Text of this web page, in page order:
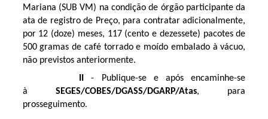
Mariana (SUB VM) na condição de órgão participante da
ata de registro de Preço, para contratar adicionalmente,
por 12 (doze) meses, 117 (cento e dezessete) pacotes de
500 gramas de café torrado e moído embalado à vácuo,
não previstos anteriormente.
- Publique-se e após encaminhe-se
à SEGES/COBES/DGASS/DGARP/Atas, para
prosseguimento.